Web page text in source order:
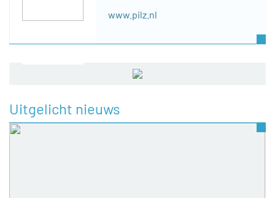
www.pilz.nl
Uitgelicht nieuws